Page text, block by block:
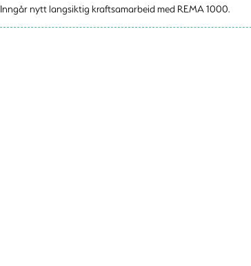
Inngår nytt langsiktig kraftsamarbeid med REMA 1000.